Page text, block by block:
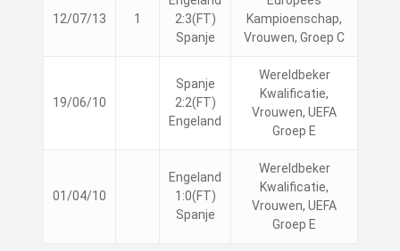
12/07/13 1
2:3(FT)
Spanje
Kampioenschap,
Vrouwen, Groep C
19/06/10
Spanje
2:2(FT)
Engeland
Wereldbeker
Kwalificatie,
Vrouwen, UEFA
Groep E
01/04/10
Engeland
1:0(FT)
Spanje
Wereldbeker
Kwalificatie,
Vrouwen, UEFA
Groep E